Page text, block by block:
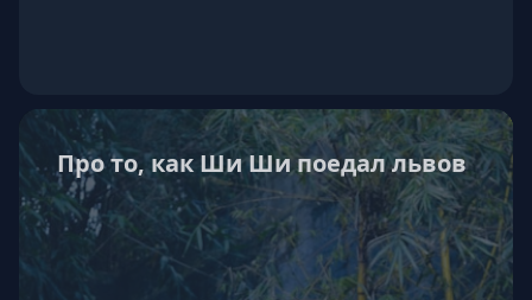
Про то, как Ши Ши поедал львов